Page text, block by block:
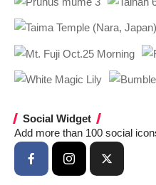
Social Widget
Add more than 100 social